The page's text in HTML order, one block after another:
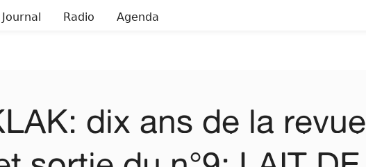
Journal Radio Agenda
dix ans de la revue